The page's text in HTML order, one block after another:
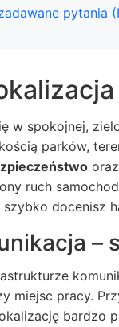
pytania
w spokojnej,
parków,
ruch
docenisz
–
miejsc pracy.
bardzo